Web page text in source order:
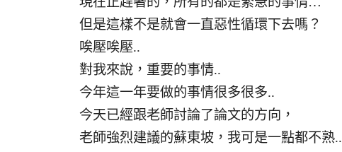
但是這樣不是就會一直惡性循環下去嗎？
唉壓唉壓..
對我來說，重要的事情..
今年這一年要做的事情很多很多..
今天已經跟老師討論了論文的方向，
老師強烈建議的蘇東坡，我可是一點都不熟..